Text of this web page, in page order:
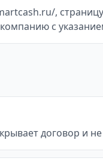
,
с
договор и